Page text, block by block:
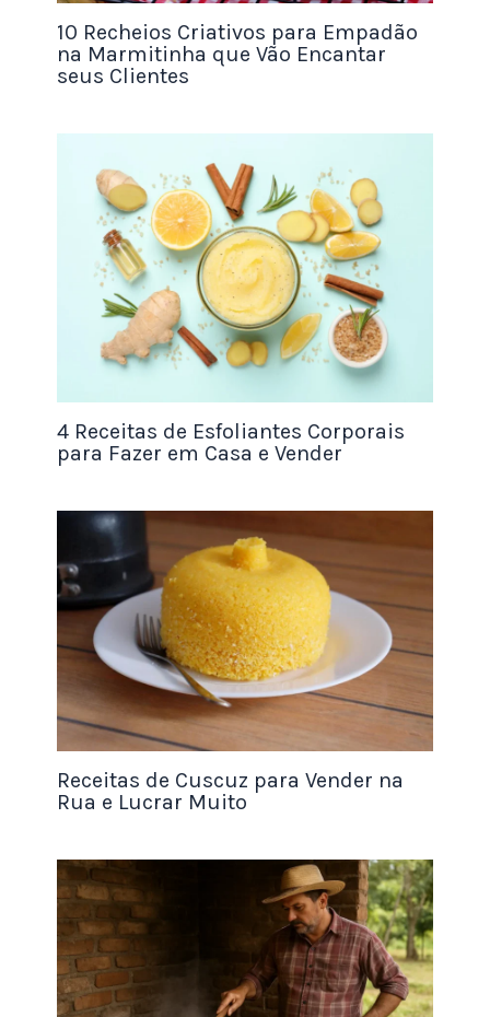
Criando Sabores Incríveis: O Segredo do Produto
O segredo paravender pasta de amendoim
sua pode ser uma experiência gastronômica. A
base é sempre a mesma: o grão torrado e
processado até atingir a cremosidade, sem adição
de óleo vegetal extra.
A partir dessa base, você pode criar variações
Pasta de amendoim com chocolate belga e
pedaços de grãos (crunchy).
mel.
Pasta de amêndoas com canela e eritritol
para o público fit.
Pasta de amendoim com coco queimado.
Lembre-se de testar cada receita exaustivamente
antes de colocar à venda. A textura deve ser
estável e o sabor equilibrado. Use ingredientes de
alta qualidade, pois o público desse nicho é
exigente e lê rótulos. Quanto mais limpa for a sua
lista de ingredientes (o famoso “clean label”),
Embalagem e Identidade Visual
O cliente compra primeiro com os olhos. No
mundo dos produtos artesanais, a embalagem diz
muito sobre a qualidade do conteúdo. Se você
10 Recheios Criativos para Empadão
na Marmitinha que Vão Encantar
seus Clientes
4 Receitas de Esfoliantes Corporais
para Fazer em Casa e Vender
Receitas de Cuscuz para Vender na
Rua e Lucrar Muito